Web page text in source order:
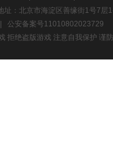
：北京市海淀区善缘街1号7
公安备案号11010802023729
拒绝盗版游戏 注意自我保护 谨